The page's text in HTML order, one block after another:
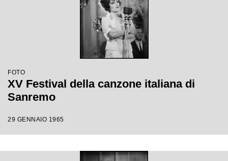
FOTO
XV Festival della canzone italiana di
Sanremo
29 GENNAIO 1965